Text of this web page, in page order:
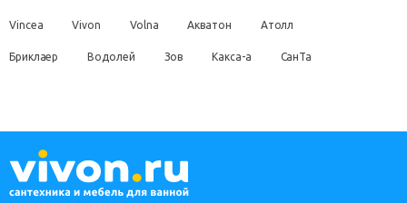
Vincea Vivon Volna Акватон Атолл
Бриклаер Водолей Зов Какса-а СанТа